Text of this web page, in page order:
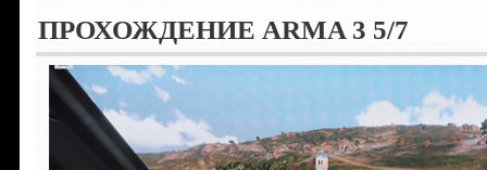
ПРОХОЖДЕНИЕ ARMA 3 5/7